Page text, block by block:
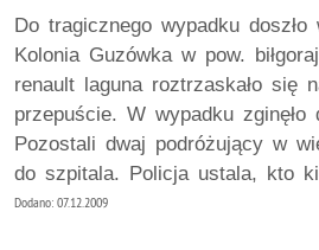
Do tragicznego wypadku
Kolonia Guzówka w pow.
renault laguna roztrzaskało się
przepuście. W wypadku zginęło
Pozostali dwaj podróżujący w
do szpitala. Policja ustala, kto
Dodano: 07.12.2009